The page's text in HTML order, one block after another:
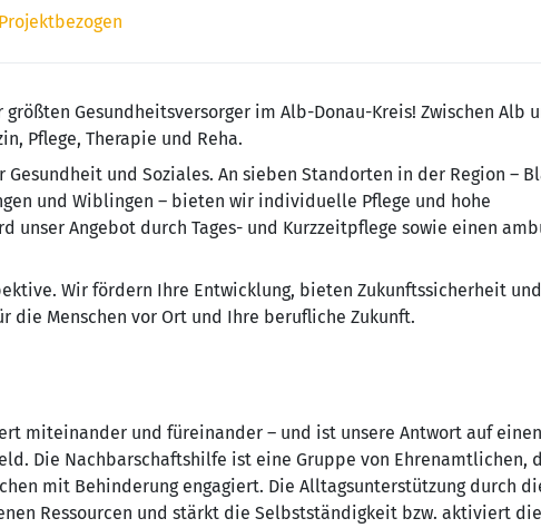
Gesundheitsversorger im Alb-Donau-Kreis! Zwischen Alb
Pflege, Therapie und Reha.
Gesundheit und Soziales. An sieben Standorten in der Region –
und Wiblingen – bieten wir individuelle Pflege und hohe
unser Angebot durch Tages- und Kurzzeitpflege sowie einen
Wir fördern Ihre Entwicklung, bieten Zukunftssicherheit
die Menschen vor Ort und Ihre berufliche Zukunft.
miteinander und füreinander – und ist unsere Antwort auf einen
Die Nachbarschaftshilfe ist eine Gruppe von Ehrenamtlichen,
mit Behinderung engagiert. Die Alltagsunterstützung durch
Ressourcen und stärkt die Selbstständigkeit bzw. aktiviert die